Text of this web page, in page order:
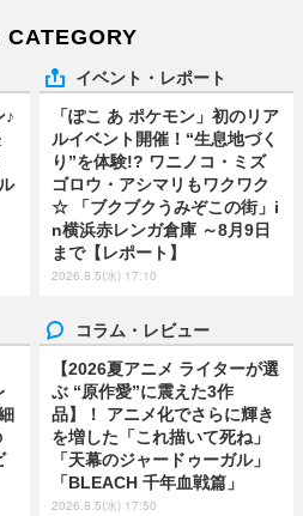
CATEGORY
♪
イベント・レポート
「ぽこ あ ポケモン」初のリア
ルイベント開催！“生息地づく
り”を体験!? ワニノコ・ミズ
ゴロウ・アシマリもワクワク
☆ 「ブクブクうみぞこの街」i
n横浜赤レンガ倉庫 ～8月9日
まで【レポート】
2026.8.5(水) 17:10
コラム・レビュー
【2026夏アニメ ライターが選
ぶ “原作愛”に震えた3作
品】！ アニメ化でさらに輝き
を増した「これ描いて死ね」
「天幕のジャードゥーガル」
「BLEACH 千年血戦篇」
2026.8.5(水) 17:50